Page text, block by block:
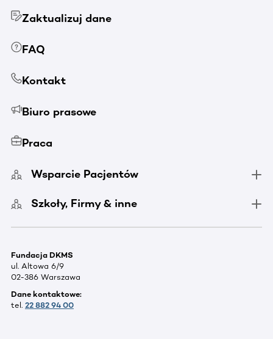
Zaktualizuj dane
FAQ
Kontakt
Biuro prasowe
Praca
Wsparcie Pacjentów
Szkoły, Firmy & inne
Fundacja DKMS
ul. Altowa 6/9
02-386 Warszawa
Dane kontaktowe:
tel. 22 882 94 00